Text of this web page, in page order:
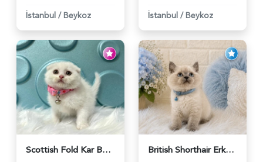
İstanbul / Beykoz İstanbul / Beykoz
Scottish Fold Kar Beyazı Dişi 2 Aylık - 2980 British Shorthair Erkek Bluepoint 2 Aylık - 4448